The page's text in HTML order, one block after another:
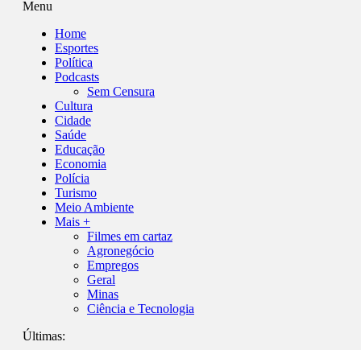
Menu
Home
Esportes
Política
Podcasts
Sem Censura
Cultura
Cidade
Saúde
Educação
Economia
Polícia
Turismo
Meio Ambiente
Mais +
Filmes em cartaz
Agronegócio
Empregos
Geral
Minas
Ciência e Tecnologia
Últimas: